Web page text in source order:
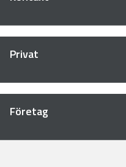
Privat
Företag